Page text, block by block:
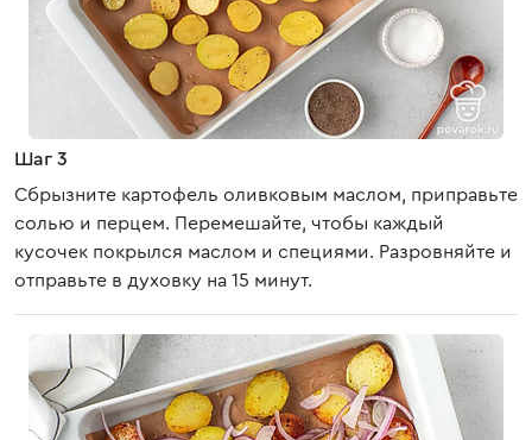
Шаг 3
Сбрызните картофель оливковым маслом, приправьте
солью и перцем. Перемешайте, чтобы каждый
кусочек покрылся маслом и специями. Разровняйте и
отправьте в духовку на 15 минут.